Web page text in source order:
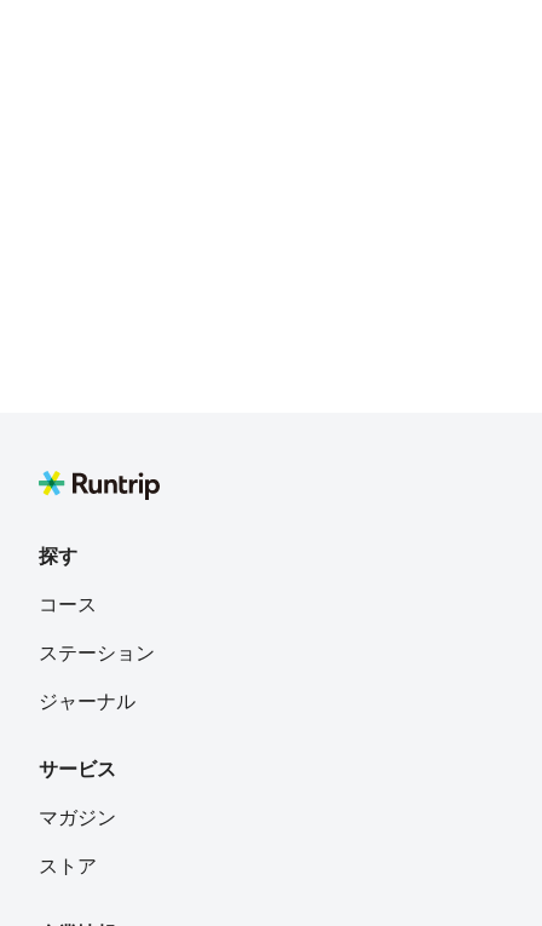
探す
コース
ステーション
ジャーナル
サービス
マガジン
ストア